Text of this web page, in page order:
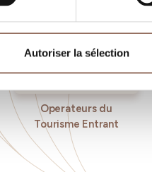
Autoriser la sélection
Operateurs du
Tourisme Entrant